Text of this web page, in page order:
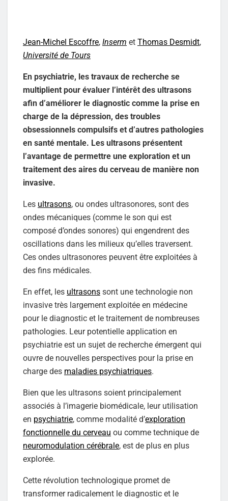
Jean-Michel Escoffre, Inserm et Thomas Desmidt,
Université de Tours
En psychiatrie, les travaux de recherche se
multiplient pour évaluer l’intérêt des ultrasons
afin d’améliorer le diagnostic comme la prise en
charge de la dépression, des troubles
obsessionnels compulsifs et d’autres pathologies
en santé mentale. Les ultrasons présentent
l’avantage de permettre une exploration et un
traitement des aires du cerveau de manière non
invasive.
Les ultrasons, ou ondes ultrasonores, sont des
ondes mécaniques (comme le son qui est
composé d’ondes sonores) qui engendrent des
oscillations dans les milieux qu’elles traversent.
Ces ondes ultrasonores peuvent être exploitées à
des fins médicales.
En effet, les ultrasons sont une technologie non
invasive très largement exploitée en médecine
pour le diagnostic et le traitement de nombreuses
pathologies. Leur potentielle application en
psychiatrie est un sujet de recherche émergent qui
ouvre de nouvelles perspectives pour la prise en
charge des maladies psychiatriques.
Bien que les ultrasons soient principalement
associés à l’imagerie biomédicale, leur utilisation
en psychiatrie, comme modalité d’exploration
fonctionnelle du cerveau ou comme technique de
neuromodulation cérébrale, est de plus en plus
explorée.
Cette révolution technologique promet de
transformer radicalement le diagnostic et le